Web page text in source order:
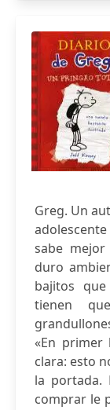
Greg. Un
sabe
duro
bajitos
tienen
«En primer
clara: esto
la portada.
comprar le